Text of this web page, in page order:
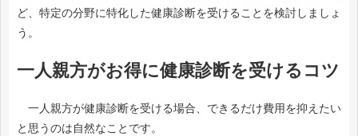
ど、特定の分野に特化した健康診断を受けることを検討しましょ
う。
一人親方がお得に健康診断を受けるコツ
一人親方が健康診断を受ける場合、できるだけ費用を抑えたい
と思うのは自然なことです。